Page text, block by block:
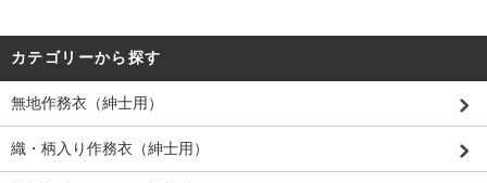
カテゴリーから探す
無地作務衣（紳士用）
織・柄入り作務衣（紳士用）